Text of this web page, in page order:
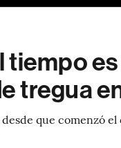
tiempo
tregua
que comenzó